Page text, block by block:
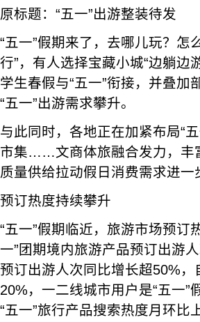
原标题：“五一”出游整装待发
“五一”假期来了，去哪儿玩？怎
行”，有人选择宝藏小城“边躺
学生春假与“五一”衔接，并叠加
“五一”出游需求攀升。
与此同时，各地正在加紧布局“
市集……文商体旅融合发力，丰
质量供给拉动假日消费需求进一
预订热度持续攀升
“五一”假期临近，旅游市场预订
一”团期境内旅游产品预订出游
预订出游人次同比增长超50%
20%，一二线城市用户是“五一
“五一”旅行产品搜索热度月环